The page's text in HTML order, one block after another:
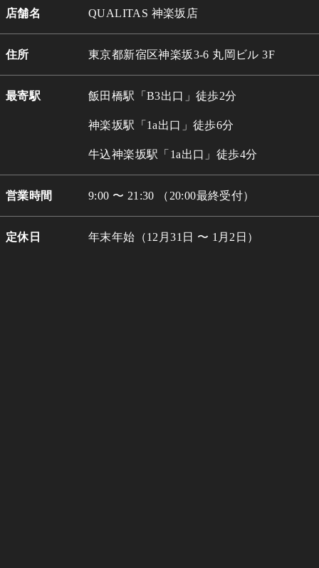
店舗名 QUALITAS 神楽坂店
住所 東京都新宿区神楽坂3-6 丸岡ビル 3F
最寄駅 飯田橋駅「B3出口」徒歩2分
神楽坂駅「1a出口」徒歩6分
牛込神楽坂駅「1a出口」徒歩4分
営業時間 9:00 〜 21:30 （20:00最終受付）
定休日 年末年始（12月31日 〜 1月2日）